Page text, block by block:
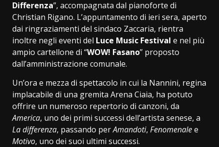
Differenza”, accompagnata dal pianoforte di
Christian Rigano. L’appuntamento di ieri sera, aperto
dai ringraziamenti del sindaco Zaccaria, rientra
inoltre negli eventi del Luce Music Festival e nel più
ampio cartellone di “WOW! Fasano” proposto
dall’amministrazione comunale.
Un’ora e mezza di spettacolo in cui la Nannini, regina
implacabile di una gremita Arena Ciaia, ha potuto
offrire un numeroso repertorio di canzoni, da
America, uno dei primi successi dell’artista senese, a
La differenza, passando perAmandoti, Fenomenalee
Motivo, uno dei suoi ultimi successi.